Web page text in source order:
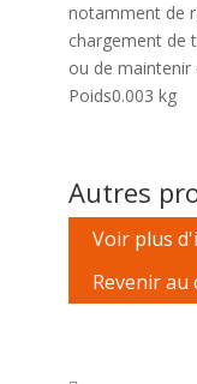
notamment de
chargement de
ou de maintenir
Poids0.003 kg
Autres
Voir plus
Revenir au